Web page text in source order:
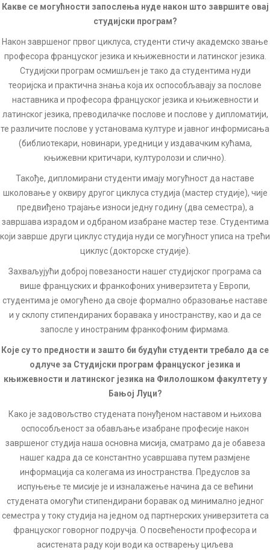
Какве се могућности запослења нуде након што завршите овај
студијски програм?
Након завршеног првог циклуса, студенти стичу академско звање
професора француског језика и књижевности и латинског језика.
Студијски програм осмишљен је тако да студентима нуди
теоријска и практична знања која их оспособљавају за послове
наставника и професора француског језика и књижевности и
латинског језика, преводилачке послове и послове у дипломатији,
те различите послове у установама културе и јавног информисања
(библиотекари, новинари, уредници у издавачким кућама,
књижевни критичари, културолози и слично).
Такође, дипломирани студенти имају могућност да наставе
школовање у оквиру другог циклуса студија (мастер студије), чије
предвиђено трајање износи једну годину (два семестра), а
завршава израдом и одбраном изабране мастер тезе. Студентима
који заврше други циклус студија нуди се могућност уписа на трећи
циклус (докторске студије).
Захваљујући доброј повезаности нашег студијског програма са
више француских и франкофоних универзитета у Европи,
студентима је омогућено да своје формално образовање наставе
и у склопу стипендираних боравака у иностранству, као и да се
запосле у иностраним франкофоним фирмама.
Које су то предности и зашто би будући студенти требало да се
одлуче за Студијски програм француског језика и
књижевности и латинског језика на Филолошком факултету у
Бањој Луци?
Како је задовољство студената понуђеном наставом и њихова
оспособљеност за обављање изабране професије након
завршеног студија наша основна мисија, сматрамо да је обавеза
нашег кадра да се константно усавршава путем размјене
информација са колегама из иностранства. Предуслов за
испуњење те мисије је и изналажење начина да се већини
студената омогући стипендирани боравак од минимално једног
семестра у току студија на једном од партнерских универзитета са
француског говорног подручја. О посвећености професора и
асистената раду који води ка остварењу циљева